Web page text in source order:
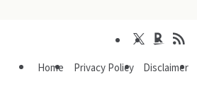
Home Privacy Policy Disclaimer